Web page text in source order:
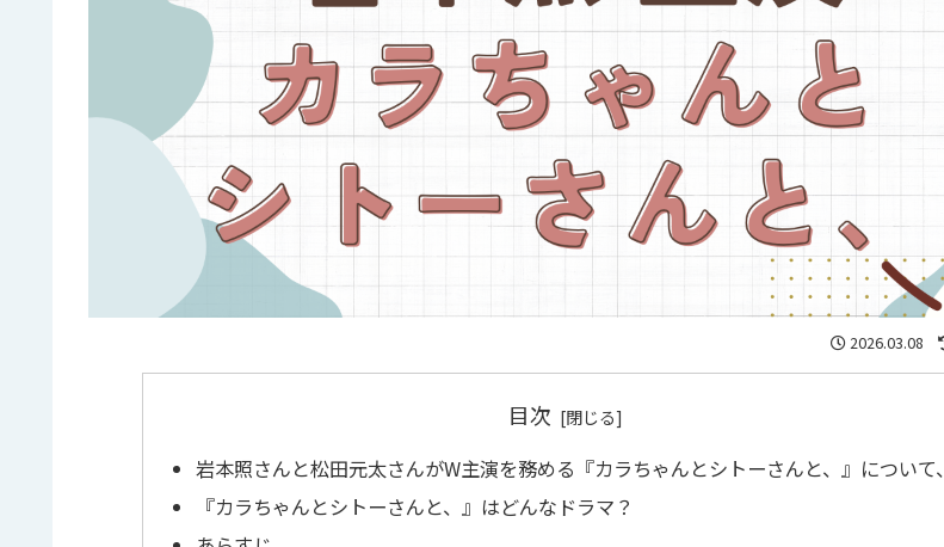
2026.03.08
目次
岩本照さんと松田元太さんがW主演を務める『カラちゃんとシトーさんと、』について、
『カラちゃんとシトーさんと、』はどんなドラマ？